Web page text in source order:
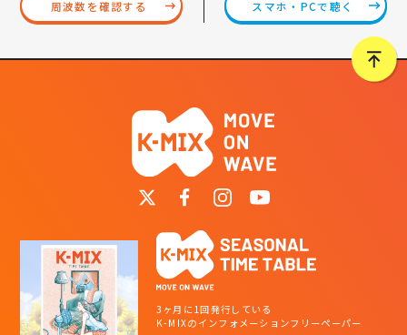
周波数を確認する スマホ・PCで聴く
3ヶ月に1回発行している
K-MIXのインフォメーションフリーペーパー